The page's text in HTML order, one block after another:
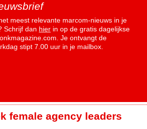
meest relevante marcom-nieuws in je
Schrijf dan hier in op de gratis dagelijkse
Je ontvangt de
stipt 7.00 uur in je mailbox.
female agency leaders